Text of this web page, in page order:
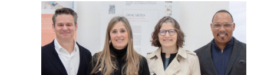
otros
libros